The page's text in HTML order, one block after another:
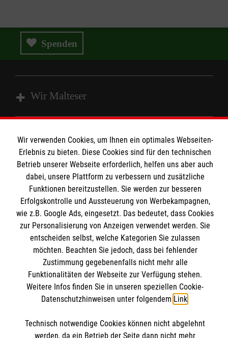
Spenden
Wir Malteser
Angebote und Leistungen
Unsere Kurse
Mitarbeiten
Informationen
Kontakt
Pressestelle
Impressum
Datenschutz
Malteser online
Malteserorden
Malteser Jugend
Malteser International
Sharepoint
Spendenkonto
Empfänger: Malteser Hilfsdienst e.V.
BIC: GENODED 1PA7
Soziale Netzwerke
Wir verwenden Cookies, um Ihnen ein optimales Webseiten-
Erlebnis zu bieten. Diese Cookies sind für den technischen
Betrieb unserer Webseite erforderlich, helfen uns aber auch
dabei, unsere Plattform zu verbessern und zusätzliche
Funktionen bereitzustellen. Sie werden zur besseren
Erfolgskontrolle und Aussteuerung von Werbekampagnen,
wie z.B. Google Ads, eingesetzt. Das bedeutet, dass Cookies
zur Personalisierung von Anzeigen verwendet werden. Sie
entscheiden selbst, welche Kategorien Sie zulassen
möchten. Beachten Sie jedoch, dass bei fehlender
Zustimmung gegebenenfalls nicht mehr alle
Funktionalitäten der Webseite zur Verfügung stehen.
Weitere Infos finden Sie in unseren speziellen Cookie-
Datenschutzhinweisen unter folgendem Link.
Technisch notwendige Cookies können nicht abgelehnt
werden, da ein Betrieb der Seite dann nicht mehr